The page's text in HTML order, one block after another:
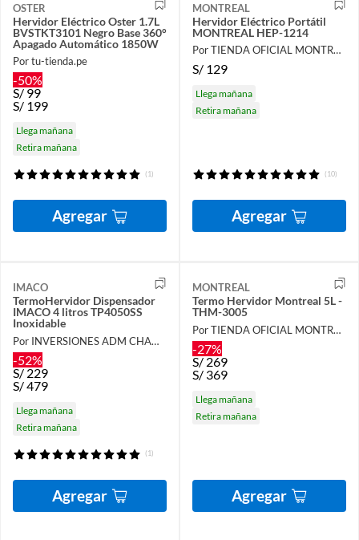
OSTER
Hervidor Eléctrico Oster 1.7L
BVSTKT3101 Negro Base 360°
Apagado Automático 1850W
Por tu-tienda.pe
-50%
S/ 99
S/ 199
Llega mañana
Retira mañana
(1)
Agregar
MONTREAL
Hervidor Eléctrico Portátil
MONTREAL HEP-1214
Por TIENDA OFICIAL MONTREAL
S/ 129
Llega mañana
Retira mañana
(10)
Agregar
IMACO
TermoHervidor Dispensador
IMACO 4 litros TP4050SS
Inoxidable
Por INVERSIONES ADM CHAMORRO SAC
-52%
S/229
S/479
Llega mañana
Retira mañana
(1)
Agregar
MONTREAL
Termo Hervidor Montreal 5L -
THM-3005
Por TIENDA OFICIAL MONTREAL
-27%
S/269
S/ 369
Llega mañana
Retira mañana
Agregar